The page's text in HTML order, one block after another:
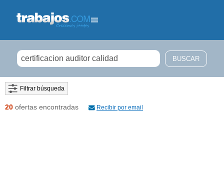
Filtrar búsqueda
20 ofertas encontradas Recibir por email